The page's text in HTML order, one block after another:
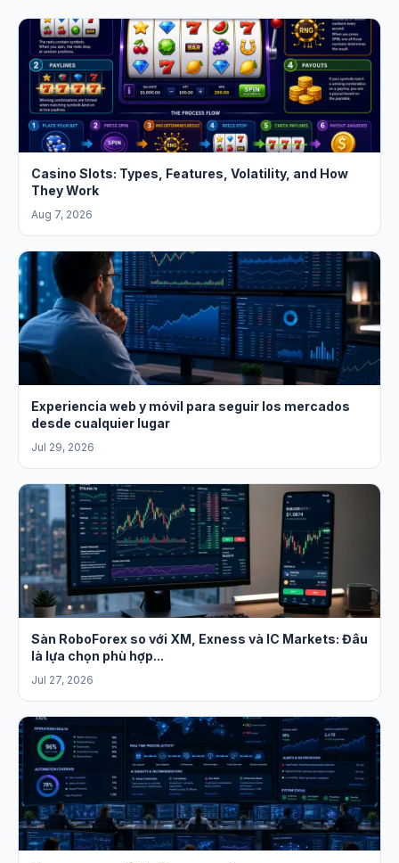
Casino Slots: Types, Features, Volatility, and How
They Work
Aug 7, 2026
Experiencia web y móvil para seguir los mercados
desde cualquier lugar
Jul 29, 2026
Sàn RoboForex so với XM, Exness và IC Markets: Đâu
là lựa chọn phù hợp...
Jul 27, 2026